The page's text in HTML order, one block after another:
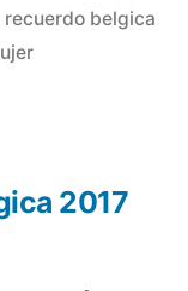
belgica
2017